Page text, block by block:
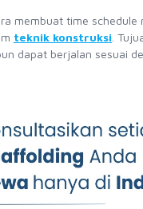
membuat time
teknik konstruksi .
dapat berjalan sesuai